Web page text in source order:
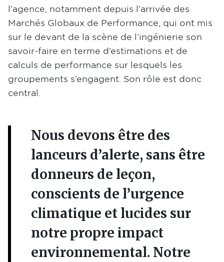
l’agence, notamment depuis l’arrivée des
Marchés Globaux de Performance, qui ont mis
sur le devant de la scène de l’ingénierie son
savoir-faire en terme d’estimations et de
calculs de performance sur lesquels les
groupements s’engagent. Son rôle est donc
central.
Nous devons être des
lanceurs d’alerte, sans être
donneurs de leçon,
conscients de l’urgence
climatique et lucides sur
notre propre impact
environnemental. Notre